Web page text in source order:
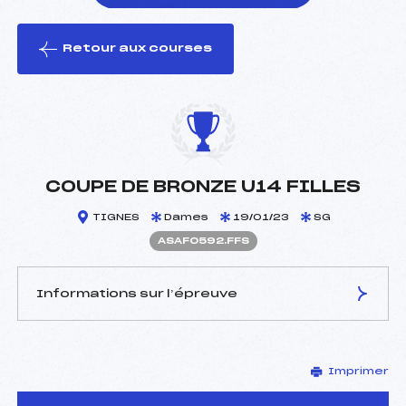
le ski
Retour aux courses
COUPE DE BRONZE U14 FILLES
TIGNES Dames 19/01/23 SG
ASAF0592.FFS
Informations sur l’épreuve
MEREL BERTRAND (SA)
Arbitre :
CHAINE CAROLINE (SA)
Imprimer